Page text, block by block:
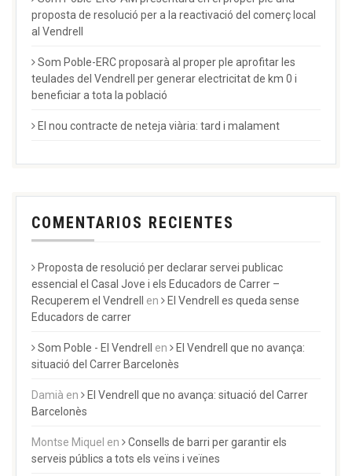
proposta de resolució per a la reactivació del comerç local
al Vendrell
Som Poble-ERC proposarà al proper ple aprofitar les
teulades del Vendrell per generar electricitat de km 0 i
beneficiar a tota la població
El nou contracte de neteja viària: tard i malament
COMENTARIOS RECIENTES
Proposta de resolució per declarar servei publicac
essencial el Casal Jove i els Educadors de Carrer –
Recuperem el Vendrell
en
El Vendrell es queda sense
Educadors de carrer
Som Poble - El Vendrell en
El Vendrell que no avança:
situació del Carrer Barcelonès
Damià en
El Vendrell que no avança: situació del Carrer
Barcelonès
Montse Miquel en
Consells de barri per garantir els
serveis públics a tots els veïns i veïnes